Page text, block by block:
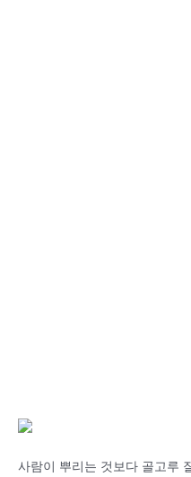
사람이 뿌리는 것보다 골고루